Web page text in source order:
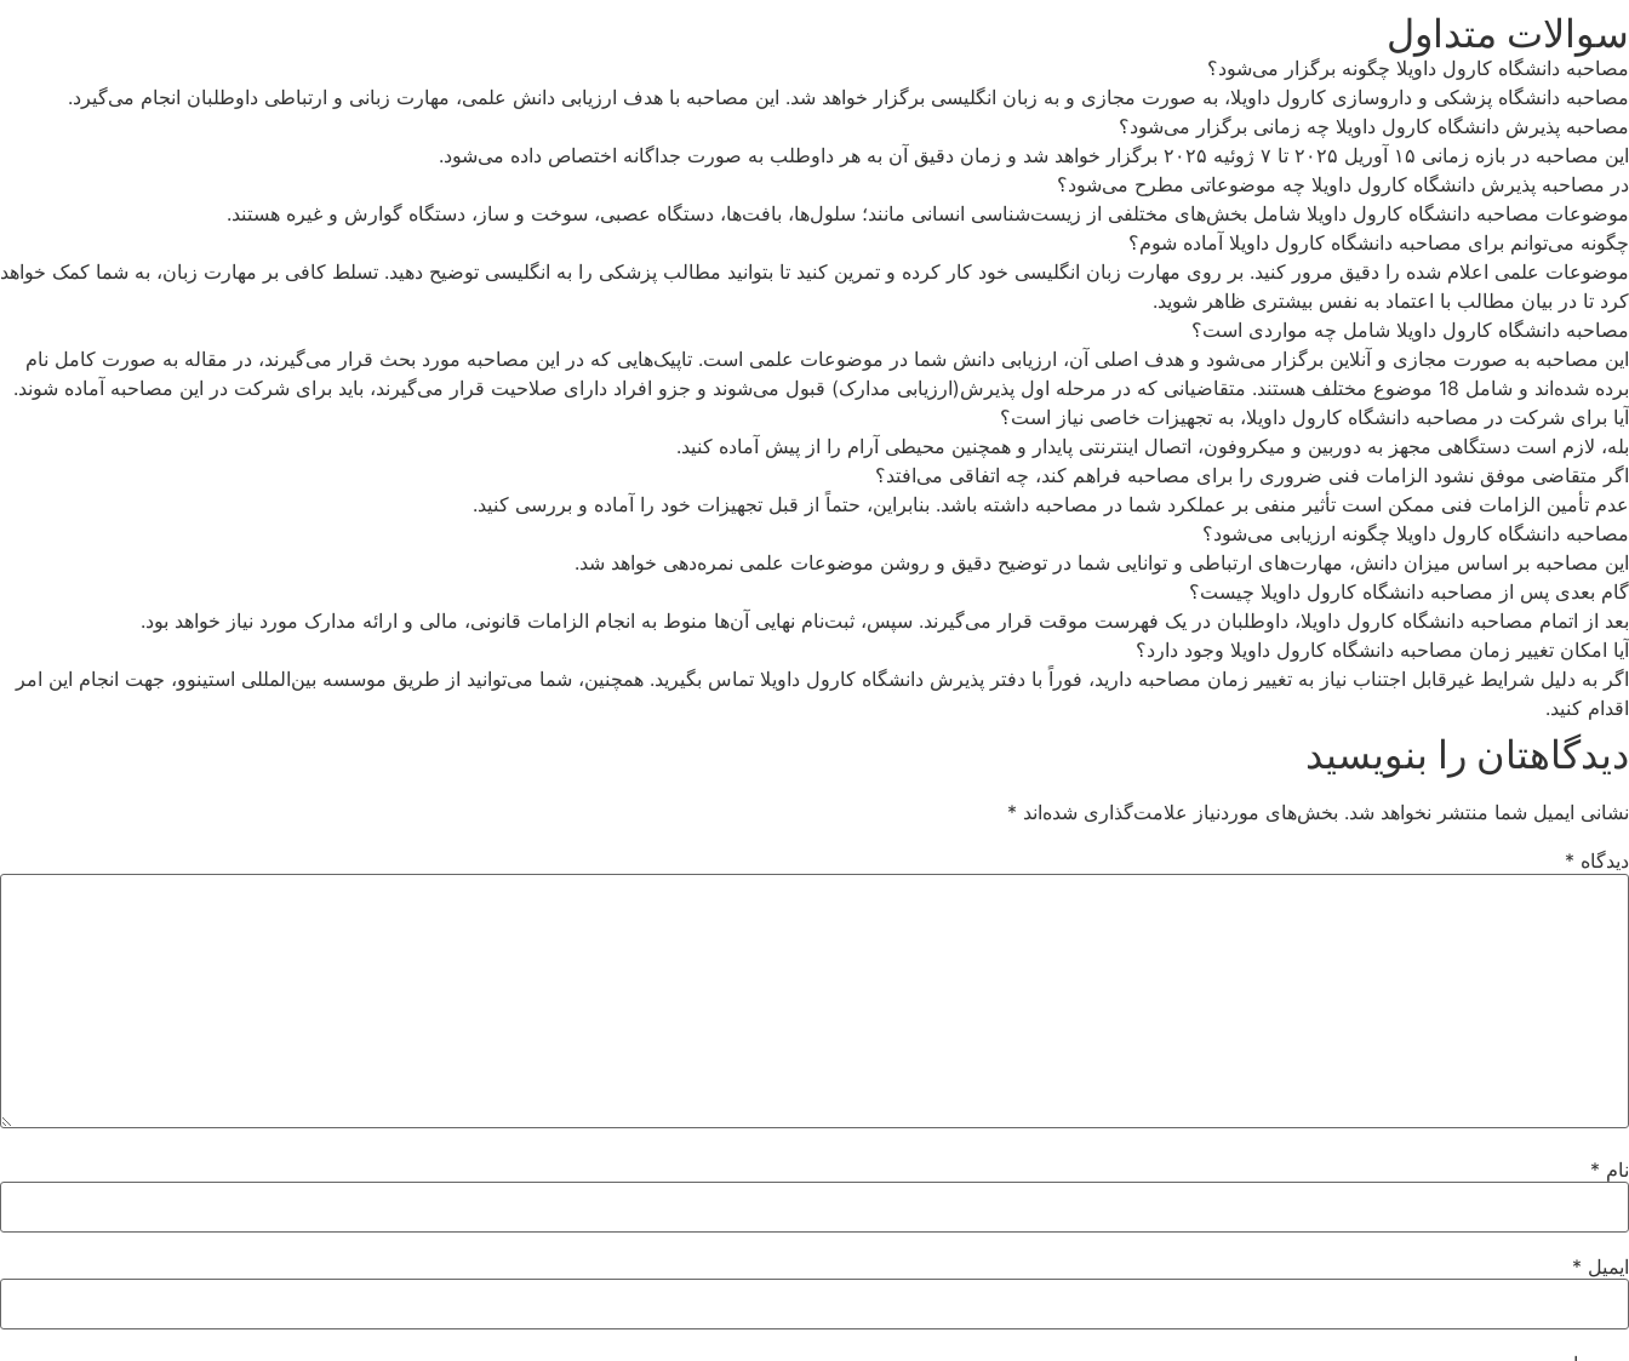
سوالات متداول
مصاحبه دانشگاه کارول داویلا چگونه برگزار می‌شود؟
مصاحبه دانشگاه پزشکی و داروسازی کارول داویلا، به صورت مجازی و به زبان انگلیسی برگزار خواهد شد. این مصاحبه با هدف ارزیابی دانش علمی، مهارت زبانی و ارتباطی داوطلبان انجام می‌گیرد.
مصاحبه پذیرش دانشگاه کارول داویلا چه زمانی برگزار می‌شود؟
این مصاحبه در بازه زمانی ۱۵ آوریل ۲۰۲۵ تا ۷ ژوئیه ۲۰۲۵ برگزار خواهد شد و زمان دقیق آن به هر داوطلب به ‌صورت جداگانه اختصاص داده می‌شود.
در مصاحبه پذیرش دانشگاه کارول داویلا چه موضوعاتی مطرح می‌شود؟
موضوعات مصاحبه دانشگاه کارول داویلا شامل بخش‌های مختلفی از زیست‌شناسی انسانی مانند؛ سلول‌ها، بافت‌ها، دستگاه عصبی، سوخت و ساز، دستگاه گوارش و غیره هستند.
چگونه می‌توانم برای مصاحبه دانشگاه کارول داویلا آماده شوم؟
موضوعات علمی اعلام شده را دقیق مرور کنید. بر روی مهارت زبان انگلیسی خود کار کرده و تمرین کنید تا بتوانید مطالب پزشکی را به انگلیسی توضیح دهید. تسلط کافی بر مهارت زبان، به شما کمک خواهد
کرد تا در بیان مطالب با اعتماد به نفس بیشتری ظاهر شوید.
مصاحبه دانشگاه کارول داویلا شامل چه مواردی است؟
این مصاحبه به صورت مجازی و آنلاین برگزار می‌شود و هدف اصلی آن، ارزیابی دانش شما در موضوعات علمی است. تاپیک‌هایی که در این مصاحبه مورد بحث قرار می‌گیرند، در مقاله به صورت کامل نام
برده شده‌اند و شامل 18 موضوع مختلف هستند. متقاضیانی که در مرحله اول پذیرش(ارزیابی مدارک) قبول می‌شوند و جزو افراد دارای صلاحیت قرار می‌گیرند، باید برای شرکت در این مصاحبه آماده شوند.
آیا برای شرکت در مصاحبه دانشگاه کارول داویلا، به تجهیزات خاصی نیاز است؟
بله، لازم است دستگاهی مجهز به دوربین و میکروفون، اتصال اینترنتی پایدار و همچنین محیطی آرام را از پیش آماده کنید.
اگر متقاضی موفق نشود الزامات فنی ضروری را برای مصاحبه فراهم کند، چه اتفاقی می‌افتد؟
عدم تأمین الزامات فنی ممکن است تأثیر منفی بر عملکرد شما در مصاحبه داشته باشد. بنابراین، حتماً از قبل تجهیزات خود را آماده و بررسی کنید.
مصاحبه دانشگاه کارول داویلا چگونه ارزیابی می‌شود؟
این مصاحبه بر اساس میزان دانش، مهارت‌های ارتباطی و توانایی شما در توضیح دقیق و روشن موضوعات علمی نمره‌دهی خواهد شد.
گام بعدی پس از مصاحبه دانشگاه کارول داویلا چیست؟
بعد از اتمام مصاحبه دانشگاه کارول داویلا، داوطلبان در یک فهرست موقت قرار می‌گیرند. سپس، ثبت‌نام نهایی آن‌ها منوط به انجام الزامات قانونی، مالی و ارائه مدارک مورد نیاز خواهد بود.
آیا امکان تغییر زمان مصاحبه دانشگاه کارول داویلا وجود دارد؟
اگر به دلیل شرایط غیرقابل اجتناب نیاز به تغییر زمان مصاحبه دارید، فوراً با دفتر پذیرش دانشگاه کارول داویلا تماس بگیرید. همچنین، شما می‌توانید از طریق موسسه بین‌المللی استینوو، جهت انجام این امر
اقدام کنید.
دیدگاهتان را بنویسید
نشانی ایمیل شما منتشر نخواهد شد. بخش‌های موردنیاز علامت‌گذاری شده‌اند *
دیدگاه *
نام *
ایمیل *